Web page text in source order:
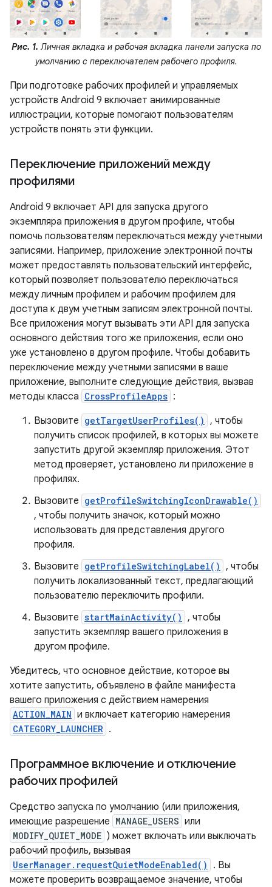
Рис. 1. Личная вкладка и рабочая вкладка панели запуска по
умолчанию с переключателем рабочего профиля.
При подготовке рабочих профилей и управляемых
устройств Android 9 включает анимированные
иллюстрации, которые помогают пользователям
устройств понять эти функции.
Переключение приложений между
профилями
Android 9 включает API для запуска другого
экземпляра приложения в другом профиле, чтобы
помочь пользователям переключаться между учетными
записями. Например, приложение электронной почты
может предоставлять пользовательский интерфейс,
который позволяет пользователю переключаться
между личным профилем и рабочим профилем для
доступа к двум учетным записям электронной почты.
Все приложения могут вызывать эти API для запуска
основного действия того же приложения, если оно
уже установлено в другом профиле. Чтобы добавить
переключение между учетными записями в ваше
приложение, выполните следующие действия, вызвав
методы класса CrossProfileApps :
Вызовите getTargetUserProfiles() , чтобы
получить список профилей, в которых вы можете
запустить другой экземпляр приложения. Этот
метод проверяет, установлено ли приложение в
профилях.
Вызовите getProfileSwitchingIconDrawable()
, чтобы получить значок, который можно
использовать для представления другого
профиля.
Вызовите getProfileSwitchingLabel() , чтобы
получить локализованный текст, предлагающий
пользователю переключить профили.
Вызовите startMainActivity() , чтобы
запустить экземпляр вашего приложения в
другом профиле.
Убедитесь, что основное действие, которое вы
хотите запустить, объявлено в файле манифеста
вашего приложения с действием намерения
ACTION_MAIN и включает категорию намерения
CATEGORY_LAUNCHER .
Программное включение и отключение
рабочих профилей
Средство запуска по умолчанию (или приложения,
имеющие разрешение MANAGE_USERS или
MODIFY_QUIET_MODE ) может включать или выключать
рабочий профиль, вызывая
UserManager.requestQuietModeEnabled()
. Вы
можете проверить возвращаемое значение, чтобы